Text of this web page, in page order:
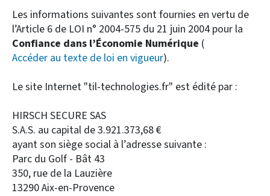
Les informations suivantes sont fournies en vertu de
l’Article 6 de LOI n° 2004-575 du 21 juin 2004 pour la
Confiance dans l’Économie Numérique (
Accéder au texte de loi en vigueur).
Le site Internet "til-technologies.fr" est édité par :
HIRSCH SECURE SAS
S.A.S. au capital de 3.921.373,68 €
ayant son siège social à l’adresse suivante :
Parc du Golf - Bât 43
350, rue de la Lauzière
13290 Aix-en-Provence